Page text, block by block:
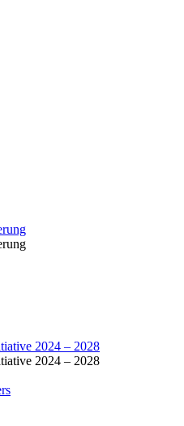
2024 – 2028
2024 – 2028